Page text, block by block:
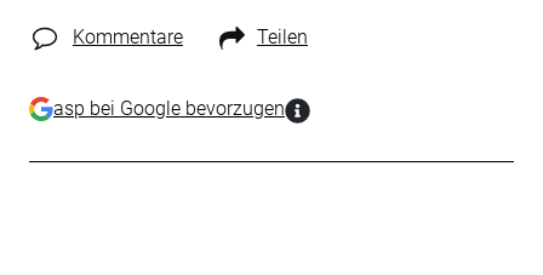
Kommentare Teilen
asp bei Google bevorzugen